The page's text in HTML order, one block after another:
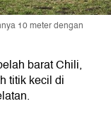
10 meter dengan
barat Chili,
titik kecil di